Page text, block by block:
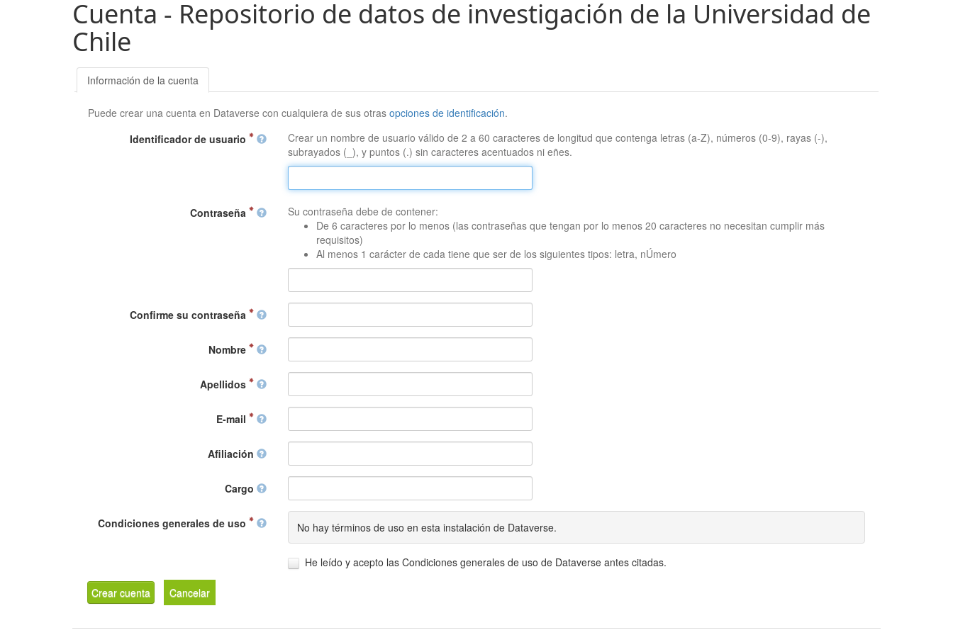
Cuenta - Repositorio de datos de investigación de la Universidad de
Chile
Información de la cuenta
Puede crear una cuenta en Dataverse con cualquiera de sus otrasopciones de identificación.
Identificador de usuario
Crear un nombre de usuario válido de 2 a 60 caracteres de longitud que contenga letras (a-Z), números (0-9), rayas (-),
subrayados (_), y puntos (.) sin caracteres acentuados ni eñes.
Contraseña
Su contraseña debe de contener:
De 6 caracteres por lo menos (las contraseñas que tengan por lo menos 20 caracteres no necesitan cumplir más
requisitos)
Al menos 1 carácter de cada tiene que ser de los siguientes tipos: letra, nÚmero
Confirme su contraseña
Nombre
Apellidos
E-mail
Afiliación
Cargo
Condiciones generales de uso No hay términos de uso en esta instalación de Dataverse.
He leído y acepto las Condiciones generales de uso de Dataverse antes citadas.
Crear cuenta Cancelar